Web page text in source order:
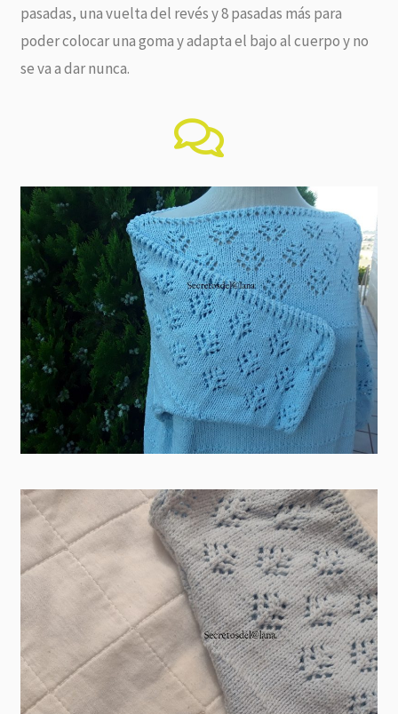
pasadas, una vuelta del revés y 8 pasadas más para
poder colocar una goma y adapta el bajo al cuerpo y no
se va a dar nunca.